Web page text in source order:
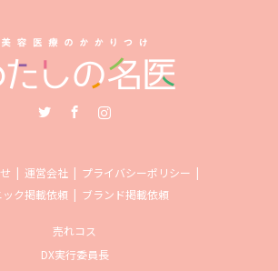
運営会社
プライバシーポリシー
ック掲載依頼
ブランド掲載依頼
売れコス
DX実行委員長